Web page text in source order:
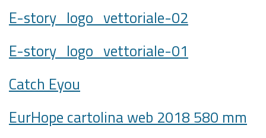
Tutte le notizie
Newsletter
E-story_logo_vettoriale-02
E-story_logo_vettoriale-01
Catch Eyou
EurHope cartolina web 2018 580 mm